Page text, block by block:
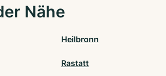
Nähe
Heilbronn
Rastatt